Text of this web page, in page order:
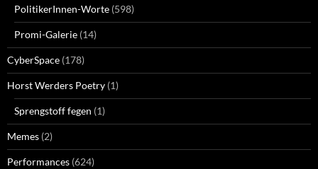
PolitikerInnen-Worte (598)
Promi-Galerie (14)
CyberSpace (178)
Horst Werders Poetry (1)
Sprengstoff fegen (1)
Memes (2)
Performances (624)